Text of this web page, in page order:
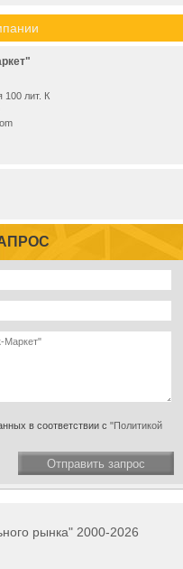
100 лит. К
в соответствии с "Политикой
Отправить запрос
рынка" 2000-2026